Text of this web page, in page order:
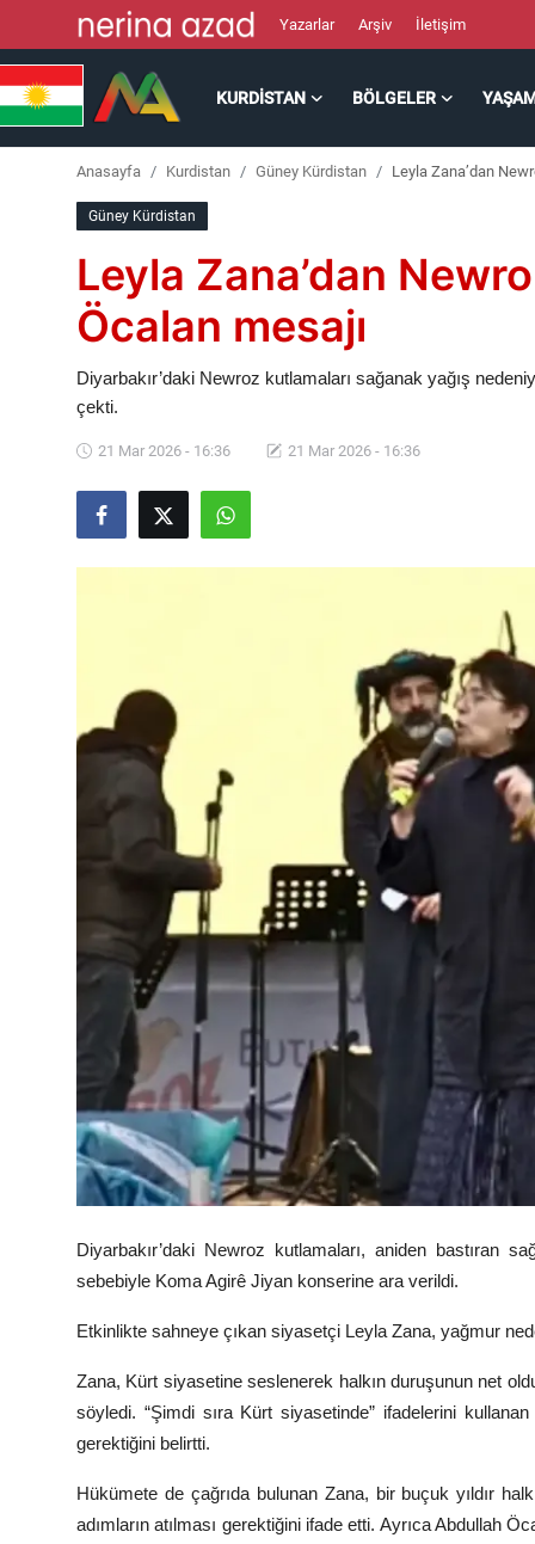
Yazarlar Arşiv İletişim
KURDISTAN BÖLGELER
Kurdi
Anasayfa Kurdistan Güney Kürdistan Leyla Zana’dan
Güney Kürdistan
Leyla Zana’dan
Öcalan mesajı
Diyarbakır’daki Newroz kutlamaları sağanak yağış
çekti.
21 Mar 2026 - 16:36 21 Mar 2026 - 16:36
Diyarbakır’daki Newroz kutlamaları, aniden bastıran
sebebiyle Koma Agirê Jiyan konserine ara verildi.
Etkinlikte sahneye çıkan siyasetçi Leyla Zana, yağmur
Zana, Kürt siyasetine seslenerek halkın duruşunun net
söyledi. “Şimdi sıra Kürt siyasetinde” ifadelerini
gerektiğini belirtti.
Hükümete de çağrıda bulunan Zana, bir buçuk yıldır
adımların atılması gerektiğini ifade etti. AyrıcaAbdullah